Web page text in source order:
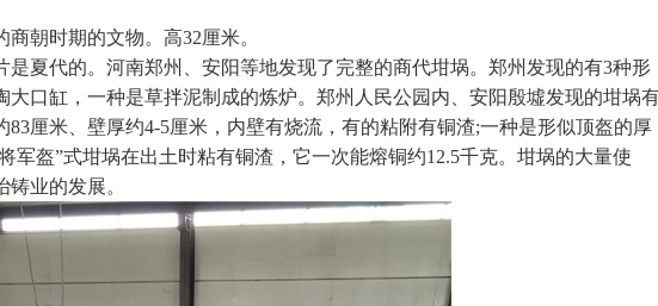
朝时期的文物。高32厘米。
夏代的。河南郑州、安阳等地发现了完整的商代坩埚。郑州发现的有3种形
大口缸，一种是草拌泥制成的炼炉。郑州人民公园内、安阳殷墟发现的坩埚
83厘米、壁厚约4-5厘米，内壁有烧流，有的粘附有铜渣;一种是形似顶盔的厚
军盔”式坩埚在出土时粘有铜渣，它一次能熔铜约12.5千克。坩埚的大量使
业的发展。